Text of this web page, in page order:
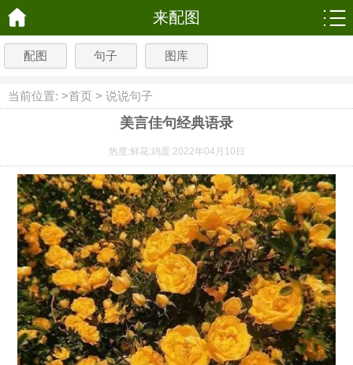
来配图
配图 句子 图库
当前位置: >首页 > 说说句子
美言佳句经典语录
热度:鲜花:鸡蛋:2022年04月10日